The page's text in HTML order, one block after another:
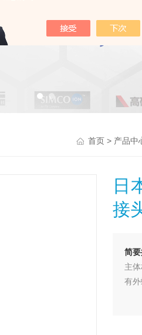
首页> 产品中
日
接
简要
主
有